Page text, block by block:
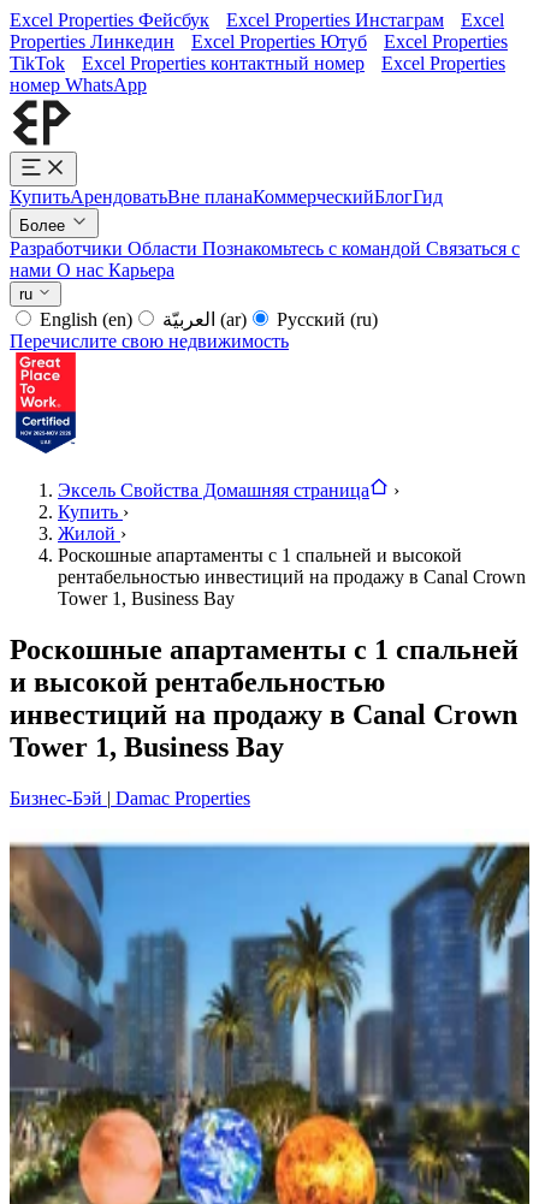
Excel Properties Фейсбук Excel Properties Инстаграм
Excel
Properties Линкедин
Excel Properties Ютуб
Excel Properties
TikTok
Excel Properties контактный номер
Excel Properties
номер WhatsApp
КупитьАрендоватьВне планаКоммерческийБлогГид
Более
Разработчики Области Познакомьтесь с командой Связаться с
нами О нас Карьера
ru
English (en) (ar) Русский (ru)
Перечислите свою недвижимость
Эксель Свойства Домашняя страница
›
Купить ›
Жилой ›
Роскошные апартаменты с 1 спальней и высокой
рентабельностью инвестиций на продажу в Canal Crown
Tower 1, Business Bay
Роскошные апартаменты с 1 спальней
и высокой рентабельностью
инвестиций на продажу в Canal Crown
Tower 1, Business Bay
Бизнес-Бэй | Damac Properties